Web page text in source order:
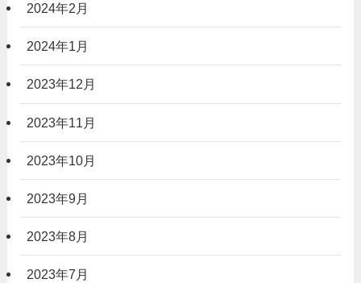
2024年2月
2024年1月
2023年12月
2023年11月
2023年10月
2023年9月
2023年8月
2023年7月